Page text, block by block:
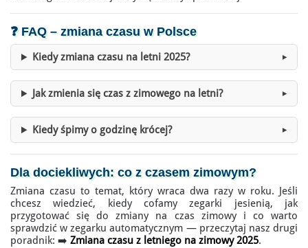
❓ FAQ –zmiana czasu w Polsce
Kiedy zmiana czasu na letni 2025?
Jak zmienia się czas z zimowego na letni?
Kiedy śpimy o godzinę krócej?
Dla dociekliwych: co z czasem zimowym?
Zmiana czasu to temat, który wraca dwa razy w roku. Jeśli
chcesz wiedzieć, kiedy cofamy zegarki jesienią, jak
przygotować się do zmiany na czas zimowy i co warto
sprawdzić w zegarku automatycznym — przeczytaj nasz drugi
poradnik: ➡️ Zmiana czasu z letniego na zimowy 2025.